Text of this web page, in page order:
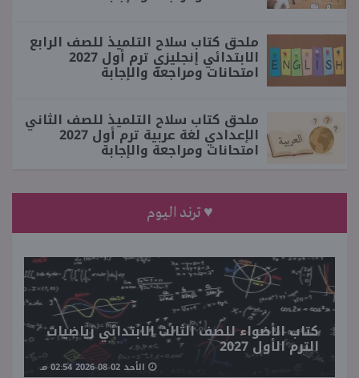
ملحق كتاب سلاح التلميذ للصف الرابع
الابتدائي إنجليزي ترم أول 2027
امتحانات ومراجعة والإجابة
ملحق كتاب سلاح التلميذ للصف الثاني
الإعدادي لغة عربية ترم أول 2027
امتحانات ومراجعة والإجابة
♥ ترند اليوم
كتاب الأضواء للصف الثالث الابتدائي رياضيات
الترم الأول 2027
الأحد 02-08-2026 02:54 مـ